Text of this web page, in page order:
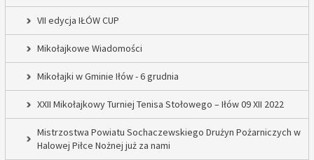
VII edycja IŁÓW CUP
Mikołajkowe Wiadomości
Mikołajki w Gminie Iłów - 6 grudnia
XXII Mikołajkowy Turniej Tenisa Stołowego – Iłów 09 XII 2022
Mistrzostwa Powiatu Sochaczewskiego Drużyn Pożarniczych w
Halowej Piłce Nożnej już za nami